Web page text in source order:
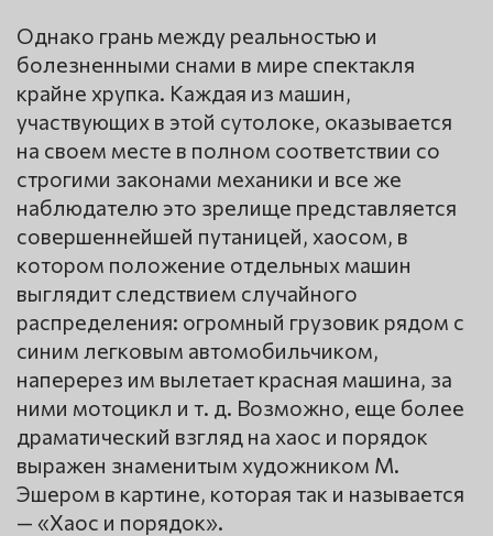
Однако грань между реальностью и
болезненными снами в мире спектакля
крайне хрупка. Каждая из машин,
участвующих в этой сутолоке, оказывается
на своем месте в полном соответствии со
строгими законами механики и все же
наблюдателю это зрелище представляется
совершеннейшей путаницей, хаосом, в
котором положение отдельных машин
выглядит следствием случайного
распределения: огромный грузовик рядом с
синим легковым автомобильчиком,
наперерез им вылетает красная машина, за
ними мотоцикл и т. д. Возможно, еще более
драматический взгляд на хаос и порядок
выражен знаменитым художником М.
Эшером в картине, которая так и называется
— «Хаос и порядок».